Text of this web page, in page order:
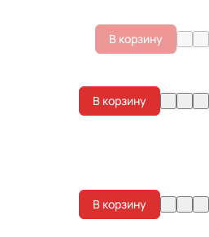
В корзину
В корзину
В корзину